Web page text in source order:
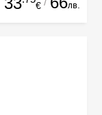
€ лв.